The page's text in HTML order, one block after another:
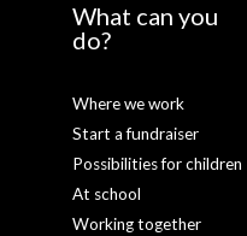
What can you
do?
Where we work
Start a fundraiser
Possibilities for children
At school
Working together